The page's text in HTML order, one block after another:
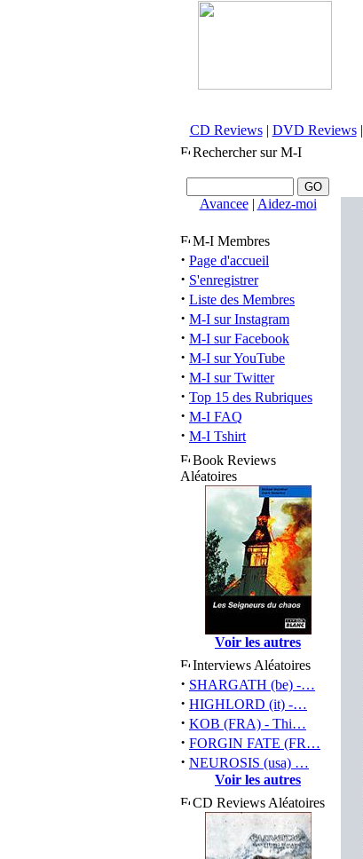
CD Reviews| DVD Reviews|
Rechercher sur M-I
Avancee| Aidez-moi
M-I Membres
· Page d'accueil
· S'enregistrer
· Liste des Membres
· M-I sur Instagram
· M-I sur Facebook
· M-I sur YouTube
· M-I sur Twitter
· Top 15 des Rubriques
· M-I FAQ
· M-I Tshirt
Book Reviews
Aléatoires
Voir les autres
Interviews Aléatoires
· SHARGATH (be) -…
· HIGHLORD (it) -…
· KOB (FRA) - Thi…
· FORGIN FATE (FR…
· NEUROSIS (usa) …
Voir les autres
CD Reviews Aléatoires